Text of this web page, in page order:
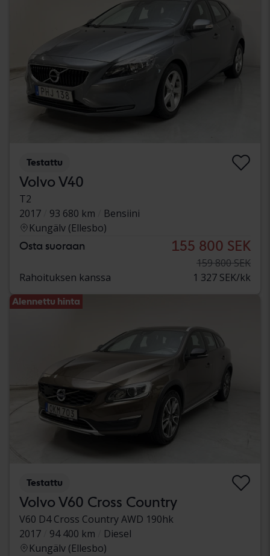
Testattu
Volvo V40
T2
2017
93 680 km
Bensiini
Kungälv (Ellesbo)
Osta suoraan 155 800 SEK
159 800 SEK
Rahoituksen kanssa
1 327 SEK/kk
Alennettu hinta
Testattu
Volvo V60 Cross Country
V60 D4 Cross Country AWD 190hk
2017
94 400 km
Diesel
Kungälv (Ellesbo)